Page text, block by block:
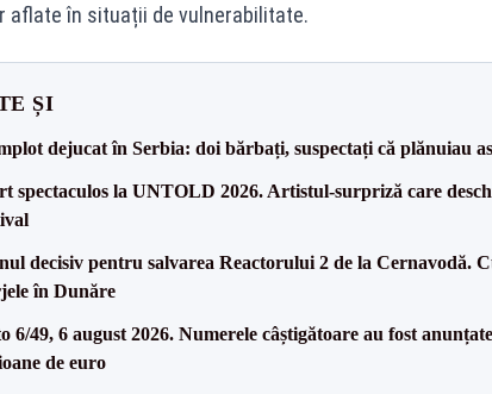
aflate în situații de vulnerabilitate.
ȘI
dejucat în Serbia: doi bărbați, suspectați că plănuiau
spectaculos la UNTOLD 2026. Artistul-surpriză care
decisiv pentru salvarea Reactorului 2 de la Cernavodă.
în Dunăre
6/49, 6 august 2026. Numerele câștigătoare au fost
de euro